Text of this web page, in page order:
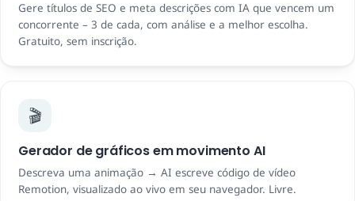
Gere títulos de SEO e meta descrições com IA que vencem um
concorrente – 3 de cada, com análise e a melhor escolha.
Gratuito, sem inscrição.
🎬
Gerador de gráficos em movimento AI
Descreva uma animação → AI escreve código de vídeo
Remotion, visualizado ao vivo em seu navegador. Livre.